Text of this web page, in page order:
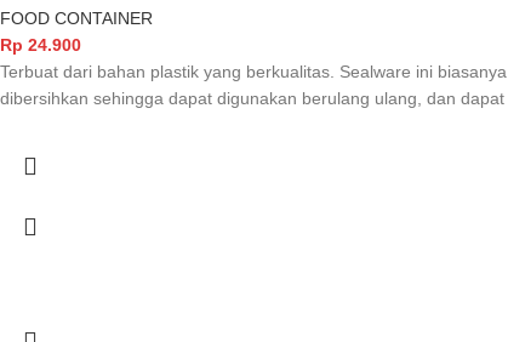
FOOD CONTAINER
Rp 24.900
Terbuat dari bahan plastik yang berkualitas. Sealware ini
dibersihkan sehingga dapat digunakan berulang ulang, dan